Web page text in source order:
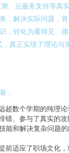
、云服务支持等真
，解决实际问题，
，转化为看得见、
，真正实现了理论与
：
超数个学期的纯理论
错、参与了真实的攻
能和解决复杂问题
前适应了职场文化，